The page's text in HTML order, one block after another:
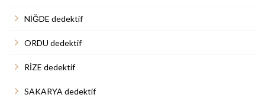
NİĞDE dedektif
ORDU dedektif
RİZE dedektif
SAKARYA dedektif